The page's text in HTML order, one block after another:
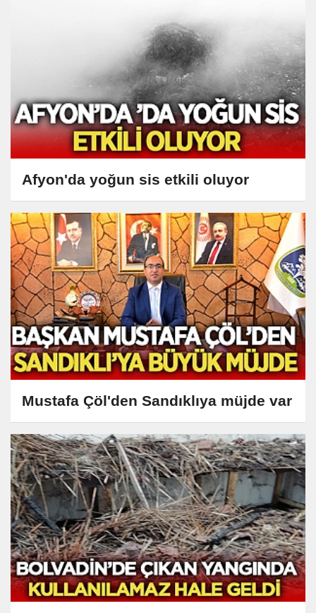
Afyon'da yoğun sis etkili oluyor
Mustafa Çöl'den Sandıklıya müjde var